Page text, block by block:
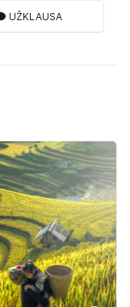
UŽKLAUSA